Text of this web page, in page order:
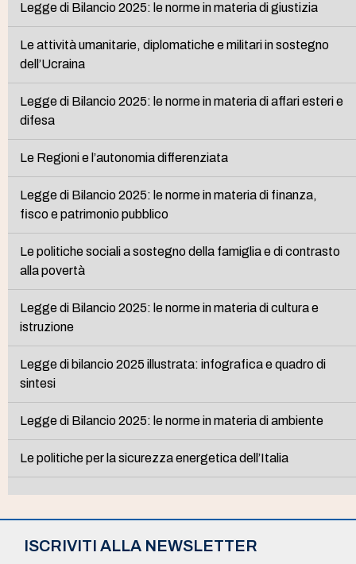
Legge di Bilancio 2025: le norme in materia di giustizia
Le attività umanitarie, diplomatiche e militari in sostegno
dell’Ucraina
Legge di Bilancio 2025: le norme in materia di affari esteri e
difesa
Le Regioni e l’autonomia differenziata
Legge di Bilancio 2025: le norme in materia di finanza,
fisco e patrimonio pubblico
Le politiche sociali a sostegno della famiglia e di contrasto
alla povertà
Legge di Bilancio 2025: le norme in materia di cultura e
istruzione
Legge di bilancio 2025 illustrata: infografica e quadro di
sintesi
Legge di Bilancio 2025: le norme in materia di ambiente
Le politiche per la sicurezza energetica dell’Italia
ISCRIVITI ALLA NEWSLETTER